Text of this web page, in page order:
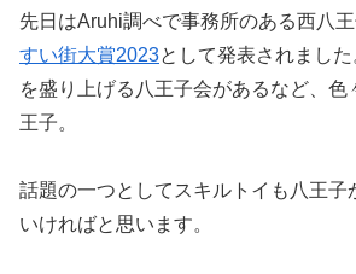
先日はAruhi調べで事務所のある西八
すい街大賞2023として発表されまし
を盛り上げる八王子会があるなど、色
王子。
話題の一つとしてスキルトイも八王子
いければと思います。